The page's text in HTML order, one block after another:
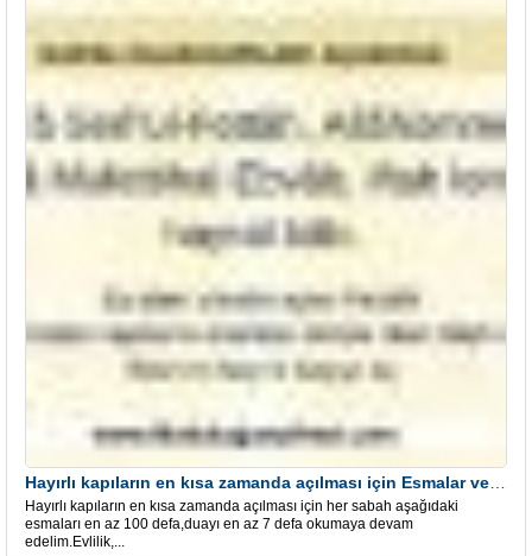
Hayırlı kapıların en kısa zamanda açılması için her sabah aşağıdaki
esmaları en az 100 defa,duayı en az 7 defa okumaya devam
edelim.Evlilik,...